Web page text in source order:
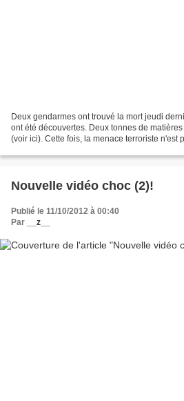
Deux gendarmes ont trouvé la mort jeudi
ont été découvertes. Deux tonnes de
(voir ici). Cette fois, la menace terroriste n'est
Nouvelle vidéo choc (2)!
Publié le 11/10/2012 à 00:40
Par
__z__